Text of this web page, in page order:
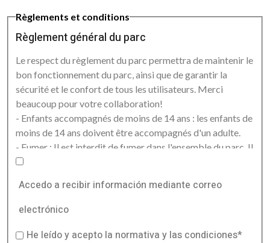
Règlements et conditions
Règlement général du parc
Le respect du règlement du parc permettra de maintenir le
bon fonctionnement du parc, ainsi que de garantir la
sécurité et le confort de tous les utilisateurs. Merci
beaucoup pour votre collaboration!
- Enfants accompagnés de moins de 14 ans : les enfants de
moins de 14 ans doivent être accompagnés d'un adulte.
- Fumer : Il est interdit de fumer dans l'ensemble du parc. Il
n'est permis de fumer que dans les zones spécifiquement
porte un équipement de sécurité.
- Animaux de compagnie : Les animaux de compagnie sont
utilisateurs, les animaux doivent toujours être tenus en
Accedo a recibir información mediante correo
electrónico
He leído y acepto la normativa y las condiciones*